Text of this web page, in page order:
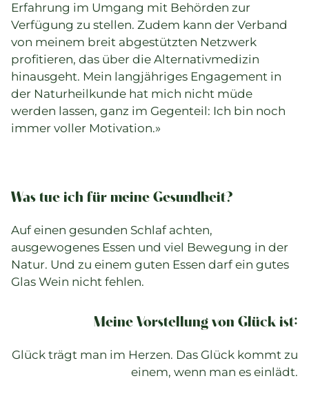
Erfahrung im Umgang mit Behörden zur
Verfügung zu stellen. Zudem kann der Verband
von meinem breit abgestützten Netzwerk
profitieren, das über die Alternativmedizin
hinausgeht. Mein langjähriges Engagement in
der Naturheilkunde hat mich nicht müde
werden lassen, ganz im Gegenteil: Ich bin noch
immer voller Motivation.»
Was tue ich für meine Gesundheit?
Auf einen gesunden Schlaf achten,
ausgewogenes Essen und viel Bewegung in der
Natur. Und zu einem guten Essen darf ein gutes
Glas Wein nicht fehlen.
Meine Vorstellung von Glück ist:
Glück trägt man im Herzen. Das Glück kommt zu
einem, wenn man es einlädt.